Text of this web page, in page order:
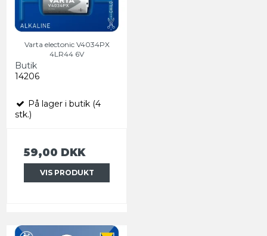
Varta electonic V4034PX
4LR44 6V
Butik
14206
På lager i butik (4
stk.)
59,00 DKK
VIS PRODUKT